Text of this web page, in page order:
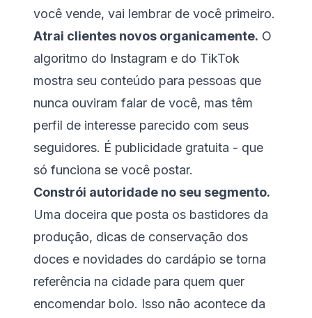
você vende, vai lembrar de você primeiro.
Atrai clientes novos organicamente. O
algoritmo do Instagram e do TikTok
mostra seu conteúdo para pessoas que
nunca ouviram falar de você, mas têm
perfil de interesse parecido com seus
seguidores. É publicidade gratuita - que
só funciona se você postar.
Constrói autoridade no seu segmento.
Uma doceira que posta os bastidores da
produção, dicas de conservação dos
doces e novidades do cardápio se torna
referência na cidade para quem quer
encomendar bolo. Isso não acontece da